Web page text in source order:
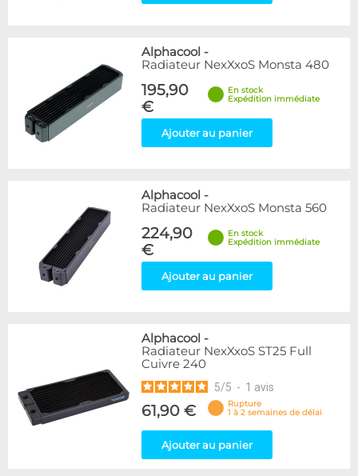
Alphacool -
Radiateur NexXxoS Monsta 480
195,90
€
En stock
Expédition immédiate
Ajouter au panier
Alphacool -
Radiateur NexXxoS Monsta 560
224,90
€
En stock
Expédition immédiate
Ajouter au panier
Alphacool -
Radiateur NexXxoS ST25 Full
Cuivre 240
5/5 - 1 avis
61,90 €
Rupture
1 à 2 semaines de délai
Ajouter au panier